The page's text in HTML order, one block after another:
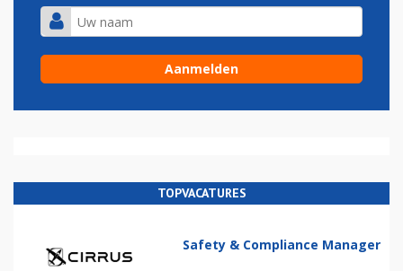
TOPVACATURES
Safety & Compliance Manager